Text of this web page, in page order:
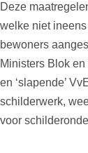
Deze
welke niet
bewoners
Ministers Blok
en ‘slapende’
schilderwerk,
voor